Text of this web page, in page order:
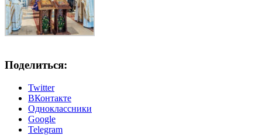
Поделиться:
Twitter
ВКонтакте
Одноклассники
Google
Telegram